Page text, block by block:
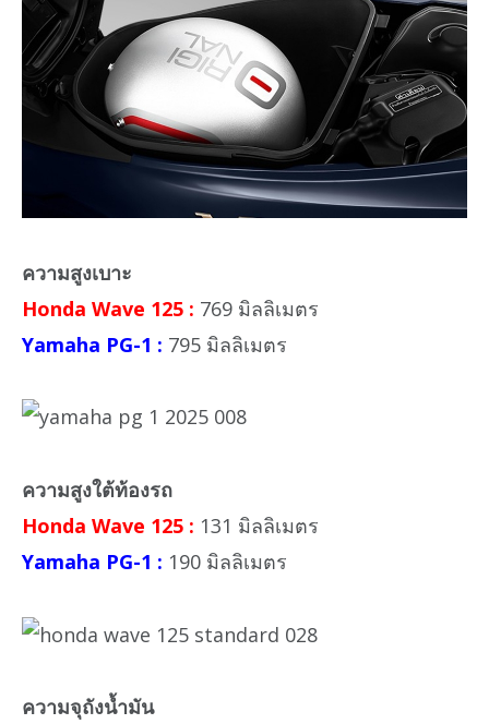
ความสูงเบาะ
Honda Wave 125 : 769 มิลลิเมตร
Yamaha PG-1 : 795 มิลลิเมตร
ความสูงใต้ท้องรถ
Honda Wave 125 : 131 มิลลิเมตร
Yamaha PG-1 : 190 มิลลิเมตร
ความจุถังน้ำมัน